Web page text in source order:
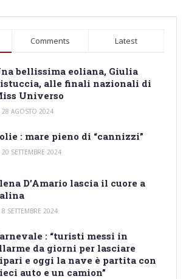
Comments Latest
bellissima eoliana, Giulia
alle finali nazionali di
Universo
28 AGOSTO 2024
: mare pieno di “cannizzi”
20 SETTEMBRE 2024
D’Amario lascia il cuore a
8 SETTEMBRE 2024
: “turisti messi in
da giorni per lasciare
e oggi la nave è partita con
auto e un camion”